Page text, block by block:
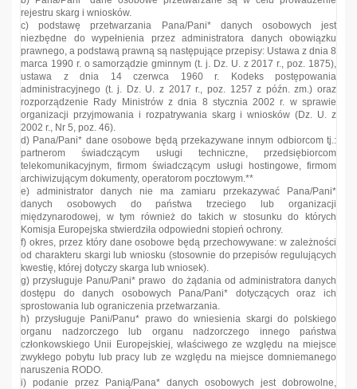
rejestru skarg i wniosków.
c) podstawę przetwarzania Pana/Pani* danych osobowych jest
niezbędne do wypełnienia przez administratora danych obowiązku
prawnego, a podstawą prawną są następujące przepisy: Ustawa z dnia 8
marca 1990 r. o samorządzie gminnym (t. j. Dz. U. z 2017 r., poz. 1875),
ustawa z dnia 14 czerwca 1960 r. Kodeks postępowania
administracyjnego (t. j. Dz. U. z 2017 r., poz. 1257 z późn. zm.) oraz
rozporządzenie Rady Ministrów z dnia 8 stycznia 2002 r. w sprawie
organizacji przyjmowania i rozpatrywania skarg i wniosków (Dz. U. z
2002 r., Nr 5, poz. 46).
d) Pana/Pani* dane osobowe będą przekazywane innym odbiorcom tj.:
partnerom świadczącym usługi techniczne, przedsiębiorcom
telekomunikacyjnym, firmom świadczącym usługi hostingowe, firmom
archiwizującym dokumenty, operatorom pocztowym.**
e) administrator danych nie ma zamiaru przekazywać Pana/Pani*
danych osobowych do państwa trzeciego lub organizacji
międzynarodowej, w tym również do takich w stosunku do których
Komisja Europejska stwierdziła odpowiedni stopień ochrony.
f) okres, przez który dane osobowe będą przechowywane: w zależności
od charakteru skargi lub wniosku (stosownie do przepisów regulujących
kwestię, której dotyczy skarga lub wniosek).
g) przysługuje Panu/Pani* prawo do żądania od administratora danych
dostępu do danych osobowych Pana/Pani* dotyczących oraz ich
sprostowania lub ograniczenia przetwarzania.
h) przysługuje Pani/Panu* prawo do wniesienia skargi do polskiego
organu nadzorczego lub organu nadzorczego innego państwa
członkowskiego Unii Europejskiej, właściwego ze względu na miejsce
zwykłego pobytu lub pracy lub ze względu na miejsce domniemanego
naruszenia RODO.
i) podanie przez Panią/Pana* danych osobowych jest dobrowolne,